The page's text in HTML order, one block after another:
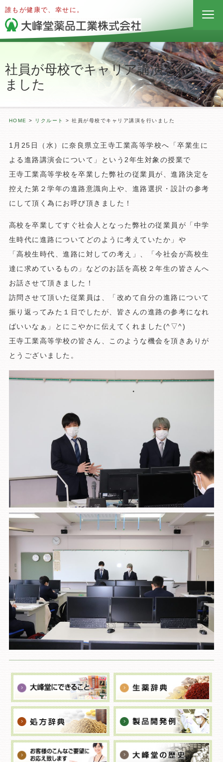
誰もが健康で、幸せに。
社員が母校でキャリア講演を行い
ました
HOME > リクルート >社員が母校でキャリア講演を行いました
1月25日（水）に奈良県立王寺工業高等学校へ「卒業生に
よる進路講演会について」という2年生対象の授業で
王寺工業高等学校を卒業した弊社の従業員が、進路決定を
控えた第２学年の進路意識向上や、進路選択・設計の参考
にして頂く為にお呼び頂きました！
高校を卒業してすぐ社会人となった弊社の従業員が「中学
生時代に進路についてどのように考えていたか」や
「高校生時代、進路に対しての考え」、「今社会が高校生
達に求めているもの」などのお話を高校２年生の皆さんへ
お話させて頂きました！
訪問させて頂いた従業員は、「改めて自分の進路について
振り返ってみた１日でしたが、皆さんの進路の参考になれ
ばいいなぁ」とにこやかに伝えてくれました(^▽^)
王寺工業高等学校の皆さん、このような機会を頂きありが
とうございました。